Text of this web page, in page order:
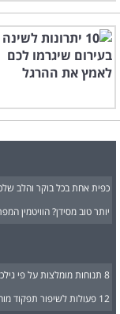
כפית אחת בכל בוקר והלב
יותר טוב מסידן? הוויטמין
8 תנוחות מומלצות על פי גילכם שכדאי לנסות כבר הלילה במיטה
12 פעולות לשיפור תפקוד מוחי שכדאי לכם לבצע, במיוחד את 6!